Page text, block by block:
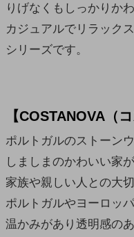
りげなくもしっかりか
カジュアルでリラック
シリーズです。
【COSTANOVA（
ポルトガルのストーン
しましまのかわいい家
家族や親しい人との大
ポルトガルやヨーロッ
温かみがあり透明感の